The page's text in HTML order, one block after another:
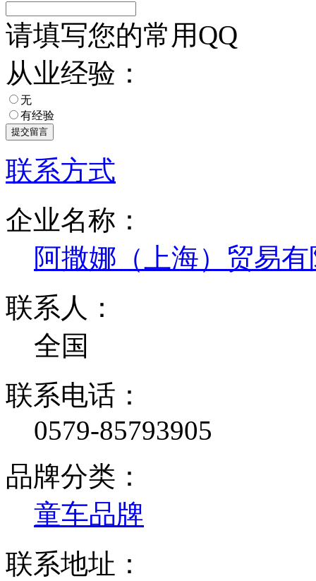
请填写您的常用QQ
从业经验：
无
有经验
联系方式
企业名称：
阿撒娜（上海）贸易
联系人：
全国
联系电话：
0579-85793905
品牌分类：
童车品牌
联系地址：